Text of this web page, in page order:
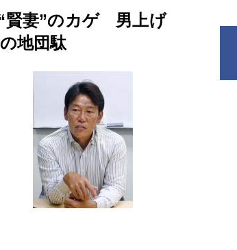
賢妻”のカゲ 男上げ
地団駄